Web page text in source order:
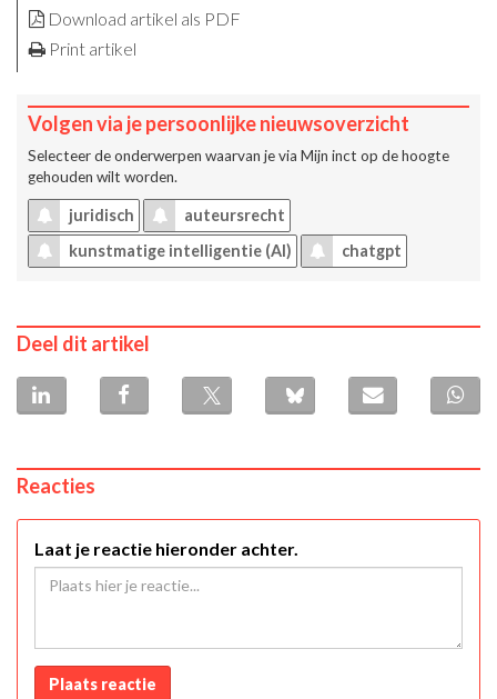
Download artikel als PDF
Print artikel
Volgen via je persoonlijke nieuwsoverzicht
Selecteer de onderwerpen waarvan je via Mijn inct op de hoogte
gehouden wilt worden.
juridisch
auteursrecht
kunstmatige intelligentie (AI)
chatgpt
Deel dit artikel
Reacties
Laat je reactie hieronder achter.
Plaats reactie